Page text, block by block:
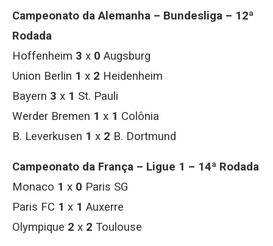
Campeonato da Alemanha – Bundesliga – 12ª
Rodada
Hoffenheim 3 x 0 Augsburg
Union Berlin 1 x 2 Heidenheim
Bayern 3 x 1 St. Pauli
Werder Bremen 1 x 1 Colônia
B. Leverkusen 1 x 2 B. Dortmund
Campeonato da França – Ligue 1 – 14ª Rodada
Monaco 1 x 0 Paris SG
Paris FC 1 x 1 Auxerre
Olympique 2 x 2 Toulouse